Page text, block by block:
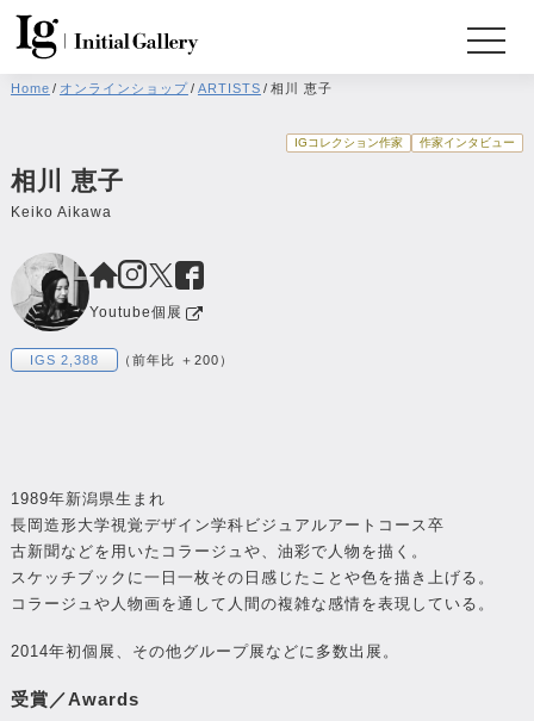
Home / オンラインショップ/ ARTISTS / 相川 恵子
相川 恵子
Keiko Aikawa
IGコレクション作家 作家インタビュー
Youtube個展
IGS 2,388 （前年比 ＋200）
1989年新潟県生まれ
長岡造形大学視覚デザイン学科ビジュアルアートコース卒
古新聞などを用いたコラージュや、油彩で人物を描く。
スケッチブックに一日一枚その日感じたことや色を描き上げる。
コラージュや人物画を通して人間の複雑な感情を表現している。
2014年初個展、その他グループ展などに多数出展。
受賞／Awards